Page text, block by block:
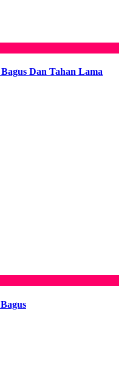
Dan Tahan Lama